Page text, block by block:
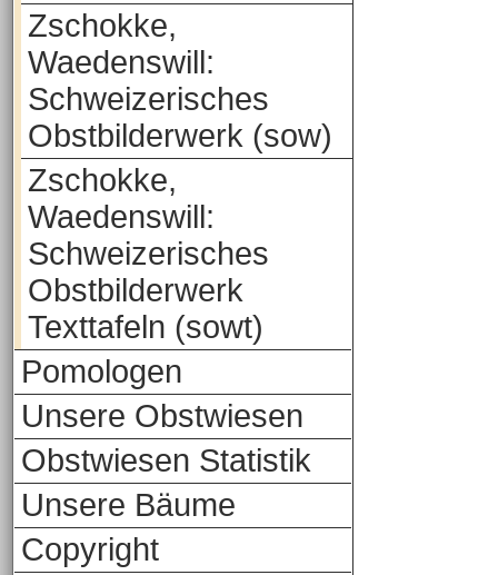
Zschokke,
Waedenswill:
Schweizerisches
Obstbilderwerk (sow)
Zschokke,
Waedenswill:
Schweizerisches
Obstbilderwerk
Texttafeln (sowt)
Pomologen
Unsere Obstwiesen
Obstwiesen Statistik
Unsere Bäume
Copyright